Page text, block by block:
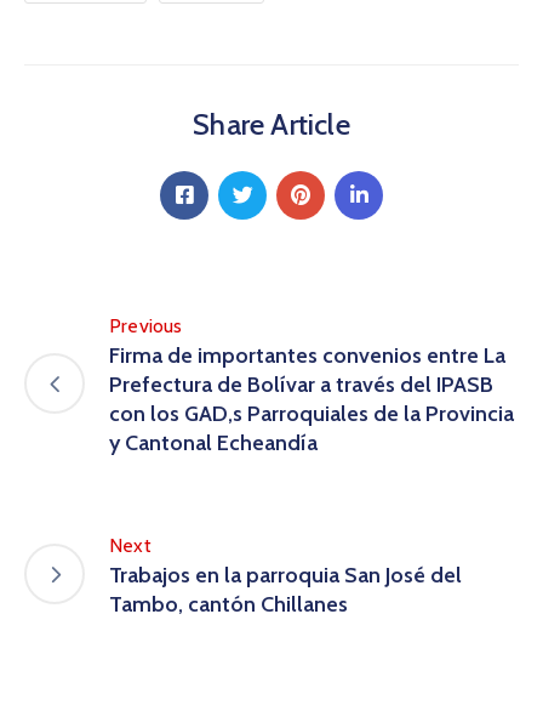
Share Article
Previous
Firma de importantes convenios entre La
Prefectura de Bolívar a través del IPASB
con los GAD,s Parroquiales de la Provincia
y Cantonal Echeandía
Next
Trabajos en la parroquia San José del
Tambo, cantón Chillanes